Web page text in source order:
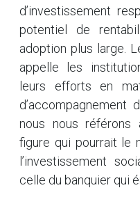
d’investissement
potentiel de
adoption plus large.
appelle les
leurs efforts en
d’accompagnement
nous nous référons
figure qui pourrait le
l’investissement
celle du banquier qui